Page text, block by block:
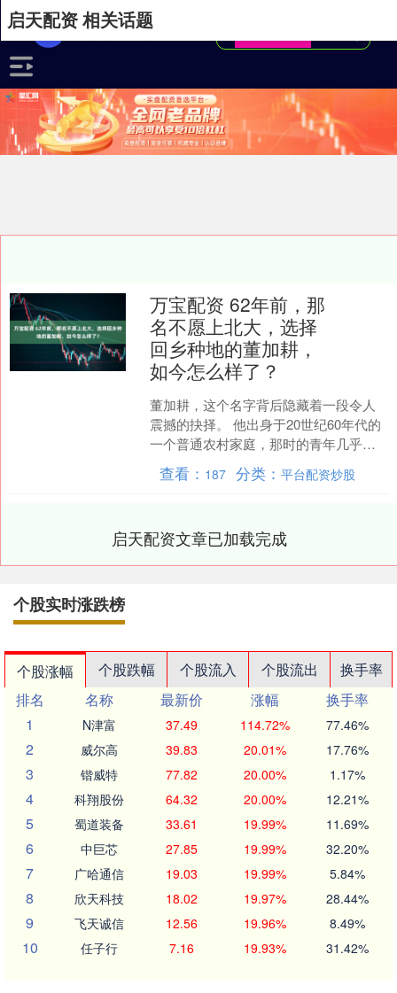
启天配资 相关话题
万宝配资 62年前，那
名不愿上北大，选择
回乡种地的董加耕，
如今怎么样了？
董加耕，这个名字背后隐藏着一段令人
震撼的抉择。 他出身于20世纪60年代的
一个普通农村家庭，那时的青年几乎人
人怀揣同一个梦想——考上大学，尤其
是能进入北京大学，....
查看： 187 分类：平台配资炒股
启天配资文章已加载完成
个股实时涨跌榜
个股涨幅 个股跌幅 个股流入 个股流出
换手率
排名
名称 最新价 涨幅
换手率
1
N津富 37.49 114.72% 77.46%
2 威尔高 39.83 20.01% 17.76%
3 锴威特 77.82 20.00% 1.17%
4 科翔股份 64.32 20.00% 12.21%
5 蜀道装备 33.61 19.99% 11.69%
6 中巨芯 27.85 19.99% 32.20%
7 广哈通信 19.03 19.99% 5.84%
8 欣天科技 18.02 19.97% 28.44%
9 飞天诚信 12.56 19.96% 8.49%
10 任子行 7.16 19.93% 31.42%